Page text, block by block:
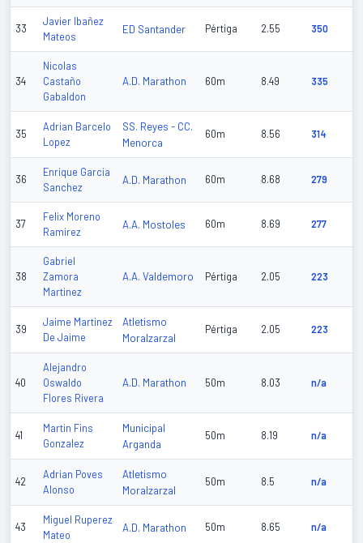
33
Javier Ibañez
Mateos
ED Santander Pértiga 2.55 350
34
Nicolas
Castaño
Gabaldon
A.D. Marathon 60m 8.49 335
35
Adrian Barcelo
Lopez
SS. Reyes - CC.
Menorca
60m 8.56 314
36
Enrique Garcia
Sanchez
A.D. Marathon 60m 8.68 279
37
Felix Moreno
Ramirez
A.A. Mostoles 60m 8.69 277
38
Gabriel
Zamora
Martinez
A.A. Valdemoro Pértiga 2.05 223
39
Jaime Martinez
De Jaime
Atletismo
Moralzarzal
Pértiga 2.05 223
40
Alejandro
Oswaldo
Flores Rivera
A.D. Marathon 50m 8.03 n/a
41
Martin Fins
Gonzalez
Municipal
Arganda
50m 8.19 n/a
42
Adrian Poves
Alonso
Atletismo
Moralzarzal
50m 8.5 n/a
43
Miguel Ruperez
Mateo
A.D. Marathon 50m 8.65 n/a